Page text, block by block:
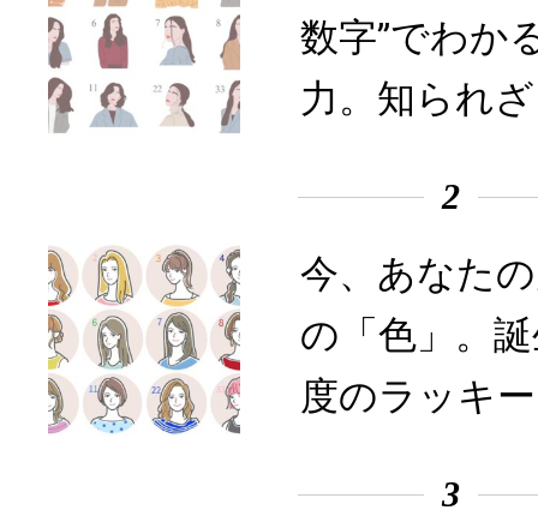
数字”でわか
力。知られ
2
今、あなた
の「色」。
度のラッキ
3